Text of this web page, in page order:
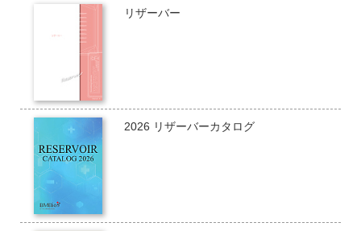
リザーバー
2026 リザーバーカタログ